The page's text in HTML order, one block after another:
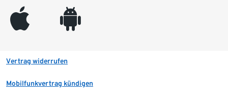
appleinc android
Vertrag widerrufen
Mobilfunkvertrag kündigen